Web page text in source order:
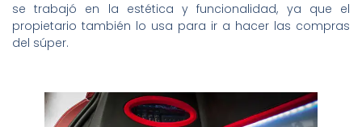
se trabajó en la estética y funcionalidad, ya que el
propietario también lo usa para ir a hacer las compras
del súper.